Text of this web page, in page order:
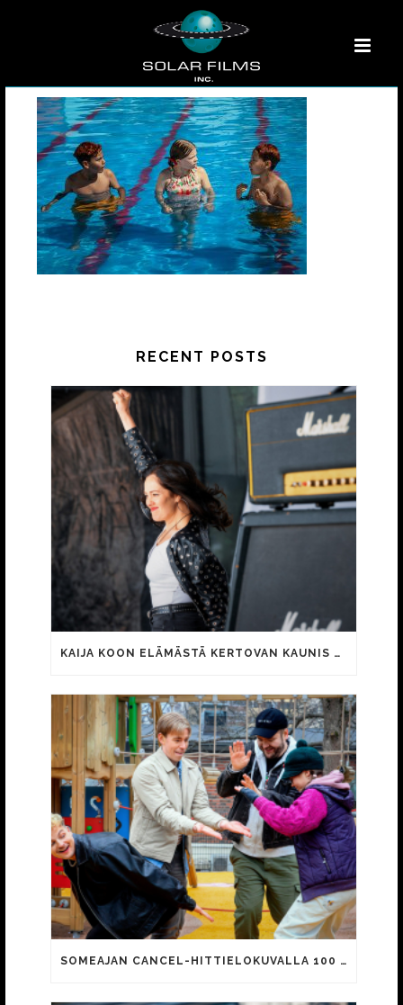
RECENT POSTS
KAIJA KOON ELÄMÄSTÄ KERTOVAN KAUNIS RIETAS ONNELLINEN -ELOKUVAN TRAILER JULKI
SOMEAJAN CANCEL-HITTIELOKUVALLA 100 000 KATSOJAA!